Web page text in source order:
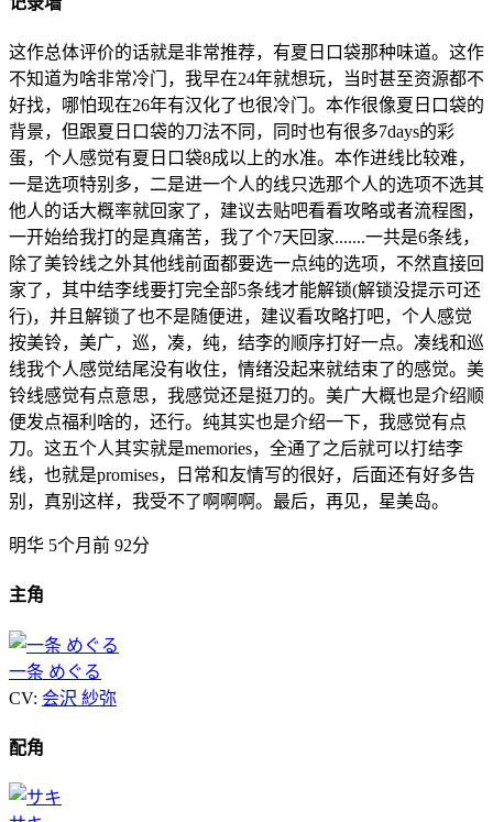
这作总体评价的话就是非常推荐，有夏日口袋那种味道。这作
不知道为啥非常冷门，我早在24年就想玩，当时甚至资源都不
好找，哪怕现在26年有汉化了也很冷门。本作很像夏日口袋的
背景，但跟夏日口袋的刀法不同，同时也有很多7days的彩
蛋，个人感觉有夏日口袋8成以上的水准。本作进线比较难，
一是选项特别多，二是进一个人的线只选那个人的选项不选其
他人的话大概率就回家了，建议去贴吧看看攻略或者流程图，
一开始给我打的是真痛苦，我了个7天回家.......一共是6条线，
除了美铃线之外其他线前面都要选一点纯的选项，不然直接回
家了，其中结李线要打完全部5条线才能解锁(解锁没提示可还
行)，并且解锁了也不是随便进，建议看攻略打吧，个人感觉
按美铃，美广，巡，凑，纯，结李的顺序打好一点。凑线和巡
线我个人感觉结尾没有收住，情绪没起来就结束了的感觉。美
铃线感觉有点意思，我感觉还是挺刀的。美广大概也是介绍顺
便发点福利啥的，还行。纯其实也是介绍一下，我感觉有点
刀。这五个人其实就是memories，全通了之后就可以打结李
线，也就是promises，日常和友情写的很好，后面还有好多告
别，真别这样，我受不了啊啊啊。最后，再见，星美岛。
明华 5个月前 92分
主角
一条 めぐる
CV: 会沢 紗弥
配角